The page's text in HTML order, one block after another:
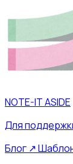
NOTE-IT ASIDE
Для
Блог ↗